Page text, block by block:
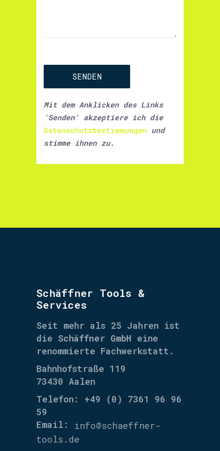
SENDEN
Mit dem Anklicken des Links
'Senden' akzeptiere ich die
Datenschutzbestimmungen und
stimme ihnen zu.
Schäffner Tools &
Services
Seit mehr als 25 Jahren ist
die Schäffner GmbH eine
renommierte Fachwerkstatt.
Bahnhofstraße 119
73430 Aalen
Telefon: +49 (0) 7361 96 96
59
Email: info@schaeffner-
tools.de